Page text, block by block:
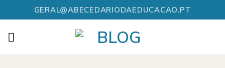
to
content
GERAL@ABECEDARIODAEDUCACAO.PT